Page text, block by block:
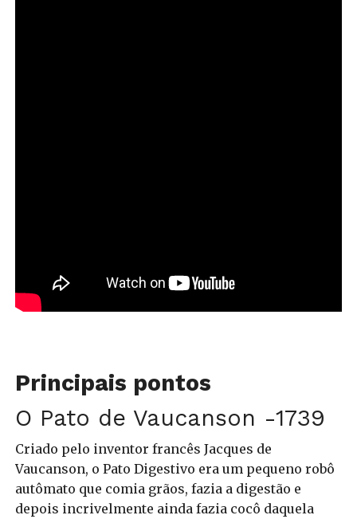
Principais pontos
O Pato de Vaucanson -1739
Criado pelo inventor francês Jacques de
Vaucanson, o Pato Digestivo era um pequeno robô
autômato que comia grãos, fazia a digestão e
depois incrivelmente ainda fazia cocô daquela